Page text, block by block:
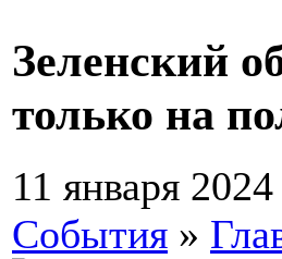
Зеленский
только на
11 января
События »